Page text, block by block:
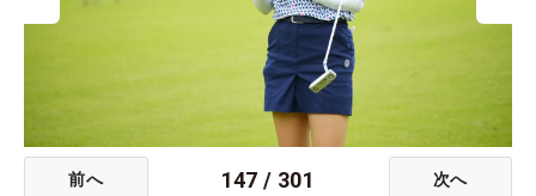
前へ 147 / 301 次へ